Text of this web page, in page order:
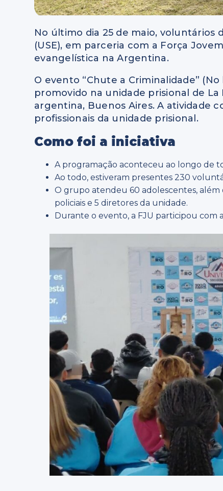
No último dia 25 de maio, voluntários
(USE), em parceria com a Força
evangelística na Argentina.
O evento “Chute a Criminalidade”
promovido na unidade prisional de La
argentina, Buenos Aires. A atividade
profissionais da unidade prisional.
Como foi a iniciativa
A programação aconteceu ao longo de
Ao todo, estiveram presentes 230
O grupo atendeu 60 adolescentes, além
policiais e 5 diretores da unidade.
Durante o evento, a FJU participou com